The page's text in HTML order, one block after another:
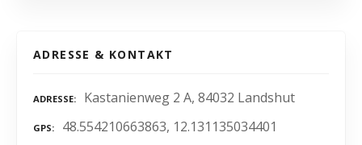
ADRESSE & KONTAKT
ADRESSE Kastanienweg 2 A, 84032 Landshut
GPS 48.554210663863, 12.131135034401